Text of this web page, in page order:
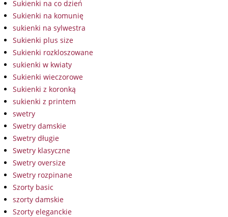
Sukienki na co dzień
Sukienki na komunię
sukienki na sylwestra
Sukienki plus size
Sukienki rozkloszowane
sukienki w kwiaty
Sukienki wieczorowe
Sukienki z koronką
sukienki z printem
swetry
Swetry damskie
Swetry długie
Swetry klasyczne
Swetry oversize
Swetry rozpinane
Szorty basic
szorty damskie
Szorty eleganckie